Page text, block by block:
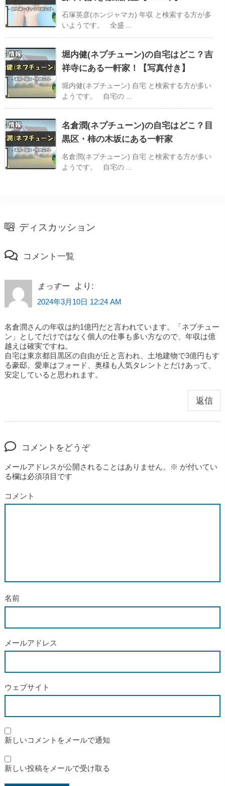
石塚英彦(ホンジャマカ) 年収 と検索する方が多
いようです。 全盛 ...
堀内健(ネプチューン)の自宅はどこ？吉
祥寺にある一軒家！【写真付き】
堀内健(ネプチューン) 自宅 と検索する方が多い
ようです。 自宅の ...
名倉潤(ネプチューン)の自宅はどこ？目
黒区・柿の木坂にある一軒家
名倉潤(ネプチューン) 自宅 と検索する方が多い
ようです。 自宅の ...
ディスカッション
コメント一覧
まっすー より:
2024年3月10日 12:24 AM
名倉潤さんの年収は約1億円だと言われています。「ネプチュー
ン」としてだけではなく個人の仕事も多い方なので、年収は億
越えは確実ですね。
自宅は東京都目黒区の自由が丘と言われ、土地建物で3億円もす
る豪邸。愛車はフォード、奥様も人気タレントとだけあって、
安定していると思われます。
返信
コメントをどうぞ
メールアドレスが公開されることはありません。 ※ が付いてい
る欄は必須項目です
コメント
名前
メールアドレス
ウェブサイト
新しいコメントをメールで通知
新しい投稿をメールで受け取る